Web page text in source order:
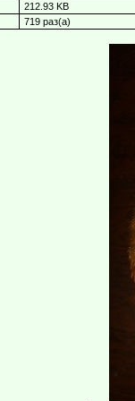
212.93 KB
719 раз(а)